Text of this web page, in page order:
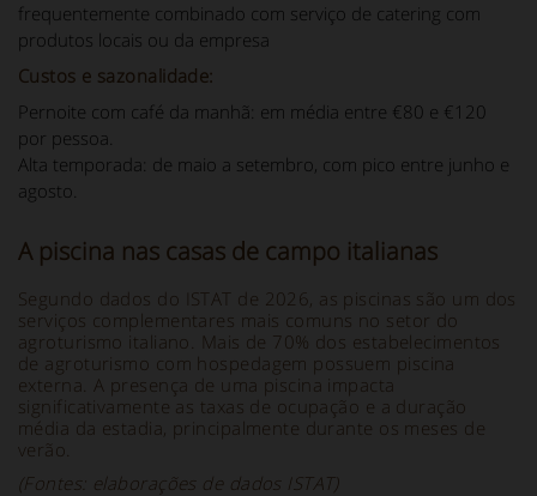
frequentemente combinado com serviço de catering com
produtos locais ou da empresa
Custos e sazonalidade:
Pernoite com café da manhã: em média entre €80 e €120
por pessoa.
Alta temporada: de maio a setembro, com pico entre junho e
agosto.
A piscina nas casas de campo italianas
Segundo dados do ISTAT de 2026, as piscinas são um dos
serviços complementares mais comuns no setor do
agroturismo italiano. Mais de 70% dos estabelecimentos
de agroturismo com hospedagem possuem piscina
externa. A presença de uma piscina impacta
significativamente as taxas de ocupação e a duração
média da estadia, principalmente durante os meses de
verão.
(Fontes: elaborações de dados ISTAT)